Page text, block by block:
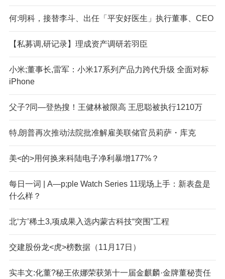
何:明科，接替李斗、出任「平安好医生」执行董事、CEO
【私募调,研记录】理成资产调研若羽臣
小米;董事长,雷军：小米17系列产品力跨代升级 全面对标
iPhone
父子?同—登热搜！王健林被限高 王思聪被执行1210万
特,朗普再次推动法院批准解雇美联储官员莉萨・库克
美<的>用何换来科陆电子净利暴增177%？
每日一词 | A—p;ple Watch Series 11现场上手：新表盘是
什么样？
北‘方’稀土3,项成果入选内蒙古科技“突围”工程
交建股份龙<虎>榜数据（11月17日）
实丰文:化董?秘王依娜荣获第十一届金麒麟·金牌董秘责任